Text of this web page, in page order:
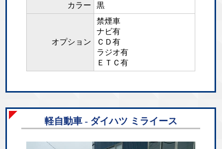
カラー
黒
オプション
禁煙車
ナビ有
ＣＤ有
ラジオ有
ＥＴＣ有
軽自動車 - ダイハツ ミライース